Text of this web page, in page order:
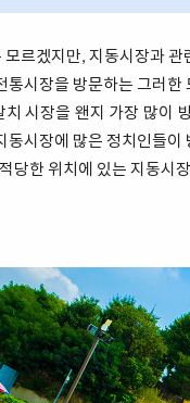
르겠지만, 지동시장과
통시장을 방문하는 그러
시장을 왠지 가장 많이
동시장에 많은 정치인들
당한 위치에 있는 지동시